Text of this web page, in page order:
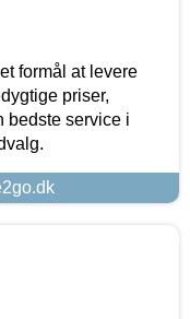
formål at levere
priser,
bedste service i